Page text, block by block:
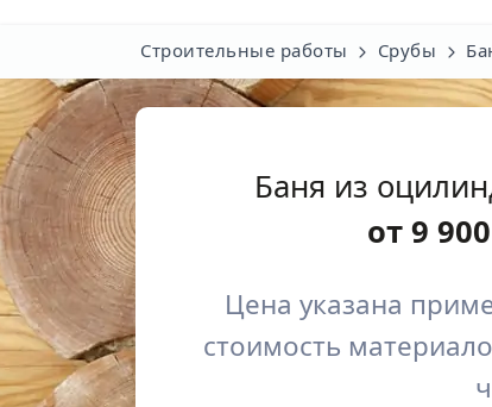
Строительные работы Срубы
Баня из
от 9 900
Цена указана
стоимость